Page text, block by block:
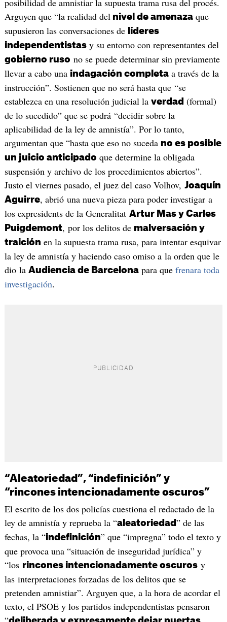
posibilidad de amnistiar la supuesta trama rusa del procés.
Arguyen que “la realidad del nivel de amenazaque
supusieron las conversaciones de
líderes
independentistasy su entorno con representantes del
gobierno ruso no se puede determinar sin previamente
llevar a cabo una indagación completaa través de la
instrucción”. Sostienen que no será hasta que “se
establezca en una resolución judicial la verdad (formal)
de lo sucedido” que se podrá “decidir sobre la
aplicabilidad de la ley de amnistía”. Por lo tanto,
argumentan que “hasta que eso no suceda no es posible
un juicio anticipado que determine la obligada
suspensión y archivo de los procedimientos abiertos”.
Justo el viernes pasado, el juez del caso Volhov, Joaquín
Aguirre, abrió una nueva pieza para poder investigar a
los expresidents de la Generalitat Artur Mas y Carles
Puigdemont, por los delitos de malversación y
traición en la supuesta trama rusa, para intentar esquivar
la ley de amnistía y haciendo caso omiso a la orden que le
dio la Audiencia de Barcelonapara que frenara toda
investigación.
“Aleatoriedad”, “indefinición” y
“rincones intencionadamente oscuros”
El escrito de los dos policías cuestiona el redactado de la
ley de amnistía y reprueba la “aleatoriedad ” de las
fechas, la “indefinición” que “impregna” todo el texto y
que provoca una “situación de inseguridad jurídica” y
“los rincones intencionadamente oscurosy
las interpretaciones forzadas de los delitos que se
pretenden amnistiar”. Arguyen que, a la hora de acordar el
texto, el PSOE y los partidos independentistas pensaron